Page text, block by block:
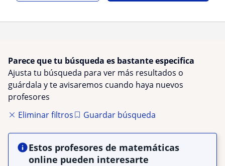
Parece que tu búsqueda es bastante especifica
Ajusta tu búsqueda para ver más resultados o
guárdala y te avisaremos cuando haya nuevos
profesores
Eliminar filtros
Guardar búsqueda
Estos profesores de matemáticas
online pueden interesarte